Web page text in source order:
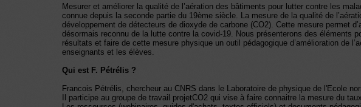
Mesurer et améliorer la qualité de l’aération des bâtiments pour lutter contre les
connue depuis la seconde partie du 19ème siècle. La mesure de la qualité de
développement de détecteurs de dioxyde de carbone (CO2). Cette mesure permet
désormais reconnu de la lutte contre la covid-19. Nous présenterons des éléments
résultats et faire de cette mesure physique un outil pédagogique d’amélioration de
enseignants et les élèves.
Qui est F. Pétrélis ?
Francois Pétrélis, chercheur au CNRS dans le Laboratoire de physique de l'Ecole
Il participe au groupe de travail projetCO2 qui vise à faire connaitre la mesure du